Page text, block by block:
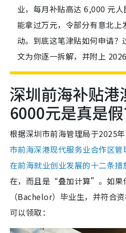
业，每月补贴高达 6,000 元
能拿过万元，令部分有意北上
动。到底这笔津贴如何申请？
文为你逐一拆解，并附上
深圳前海补贴港
6000元是真是假
根据深圳市前海管理局于2025
市前海深港现代服务业合作区
在前海就业创业发展的十二条措
在，而且是“叠加计算”。如果
（Bachelor）毕业生，并符合
可以领取：